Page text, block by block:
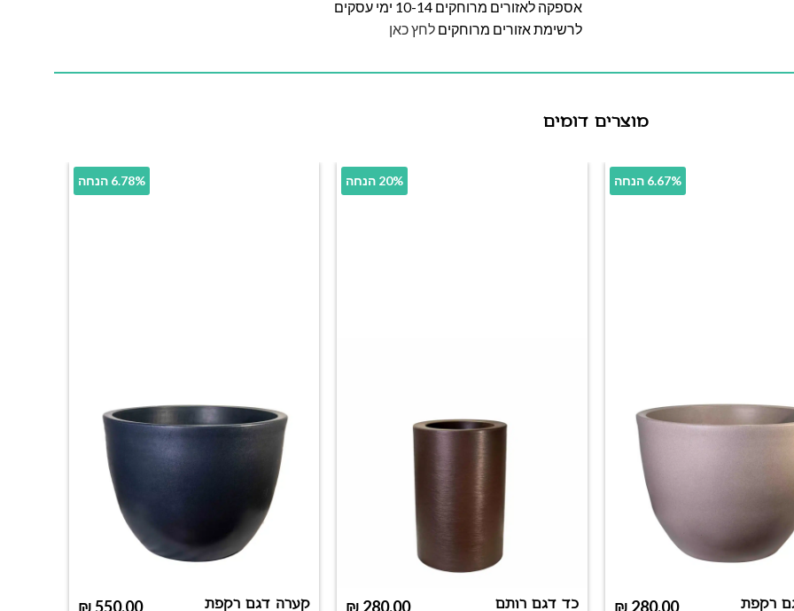
אספקה לאזורים מרוחקים 10-14 ימי עסקים
לרשימת אזורים מרוחקים לחץ כאן
מוצרים דומים
6.67% הנחה
רקפת ₪ 280.00
20% הנחה
כד דגם רותם ₪ 280.00
6.78% הנחה
קערה דגם רקפת ₪550.00